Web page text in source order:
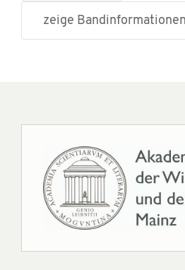
zeige Bandinformationen